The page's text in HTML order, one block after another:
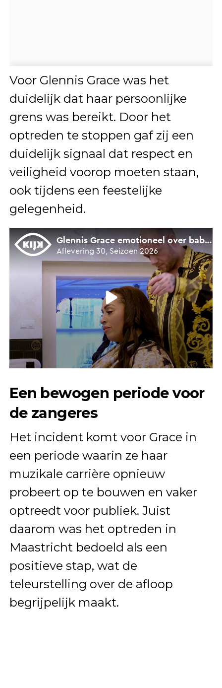
Voor Glennis Grace was het
duidelijk dat haar persoonlijke
grens was bereikt. Door het
optreden te stoppen gaf zij een
duidelijk signaal dat respect en
veiligheid voorop moeten staan,
ook tijdens een feestelijke
gelegenheid.
Een bewogen periode voor
de zangeres
Het incident komt voor Grace in
een periode waarin ze haar
muzikale carrière opnieuw
probeert op te bouwen en vaker
optreedt voor publiek. Juist
daarom was het optreden in
Maastricht bedoeld als een
positieve stap, wat de
teleurstelling over de afloop
begrijpelijk maakt.